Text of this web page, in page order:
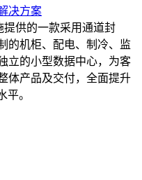
决方案
提供的一款采用通道封
的机柜、配电、制冷、监
立的小型数据中心，为客
体产品及交付，全面提升
平。